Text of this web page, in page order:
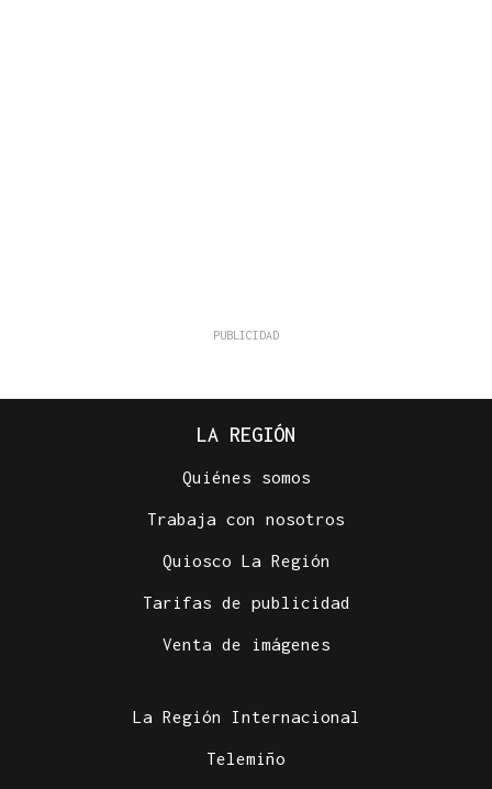
LA REGIÓN
Quiénes somos
Trabaja con nosotros
Quiosco La Región
Tarifas de publicidad
Venta de imágenes
La Región Internacional
Telemiño